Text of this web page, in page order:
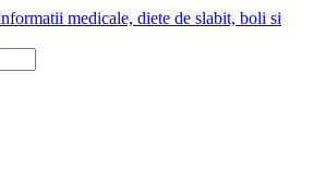
medicale, diete de slabit, boli si